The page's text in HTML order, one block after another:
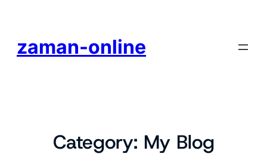
zaman-online
Category: My Blog